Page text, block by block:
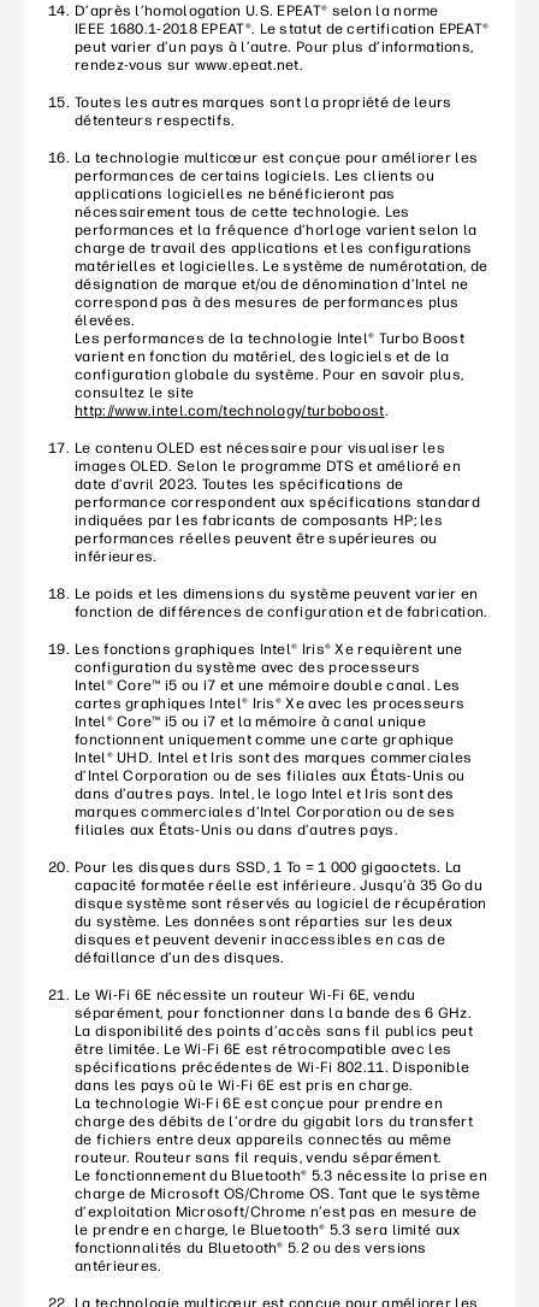
D’après l’homologation U.S. EPEAT® selon la norme
IEEE 1680.1-2018 EPEAT®. Le statut de certification EPEAT®
peut varier d’un pays à l’autre. Pour plus d’informations,
rendez-vous sur www.epeat.net.
Toutes les autres marques sont la propriété de leurs
détenteurs respectifs.
La technologie multicœur est conçue pour améliorer les
performances de certains logiciels. Les clients ou
applications logicielles ne bénéficieront pas
nécessairement tous de cette technologie. Les
performances et la fréquence d’horloge varient selon la
charge de travail des applications et les configurations
matérielles et logicielles. Le système de numérotation, de
désignation de marque et/ou de dénomination d’Intel ne
correspond pas à des mesures de performances plus
élevées.
Les performances de la technologie Intel® Turbo Boost
varient en fonction du matériel, des logiciels et de la
configuration globale du système. Pour en savoir plus,
consultez le site
http://www.intel.com/technology/turboboost.
Le contenu OLED est nécessaire pour visualiser les
images OLED. Selon le programme DTS et amélioré en
date d’avril 2023. Toutes les spécifications de
performance correspondent aux spécifications standard
indiquées par les fabricants de composants HP; les
performances réelles peuvent être supérieures ou
inférieures.
Le poids et les dimensions du système peuvent varier en
fonction de différences de configuration et de fabrication.
Les fonctions graphiques Intel® Iris® Xe requièrent une
configuration du système avec des processeurs
Intel® Core™ i5 ou i7 et une mémoire double canal. Les
cartes graphiques Intel® Iris® Xe avec les processeurs
Intel® Core™ i5 ou i7 et la mémoire à canal unique
fonctionnent uniquement comme une carte graphique
Intel® UHD. Intel et Iris sont des marques commerciales
d’Intel Corporation ou de ses filiales aux États-Unis ou
dans d’autres pays. Intel, le logo Intel et Iris sont des
marques commerciales d’Intel Corporation ou de ses
filiales aux États-Unis ou dans d’autres pays.
Pour les disques durs SSD, 1 To = 1 000 gigaoctets. La
capacité formatée réelle est inférieure. Jusqu’à 35 Go du
disque système sont réservés au logiciel de récupération
du système. Les données sont réparties sur les deux
disques et peuvent devenir inaccessibles en cas de
défaillance d’un des disques.
Le Wi-Fi 6E nécessite un routeur Wi-Fi 6E, vendu
séparément, pour fonctionner dans la bande des 6 GHz.
La disponibilité des points d’accès sans fil publics peut
être limitée. Le Wi-Fi 6E est rétrocompatible avec les
spécifications précédentes de Wi-Fi 802.11. Disponible
dans les pays où le Wi-Fi 6E est pris en charge.
La technologie Wi-Fi 6E est conçue pour prendre en
charge des débits de l’ordre du gigabit lors du transfert
de fichiers entre deux appareils connectés au même
routeur. Routeur sans fil requis, vendu séparément.
Le fonctionnement du Bluetooth® 5.3 nécessite la prise en
charge de Microsoft OS/Chrome OS. Tant que le système
d’exploitation Microsoft/Chrome n’est pas en mesure de
le prendre en charge, le Bluetooth® 5.3 sera limité aux
fonctionnalités du Bluetooth® 5.2 ou des versions
antérieures.
La technologie multicœur est conçue pour améliorer les